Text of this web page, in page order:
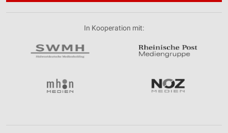
In Kooperation mit: